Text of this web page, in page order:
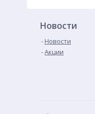
Новости
Новости
Акции